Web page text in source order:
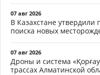
07 авг 2026
В Казахстане
поиска новых
07 авг 2026
Дроны и система
трассах Алматинской